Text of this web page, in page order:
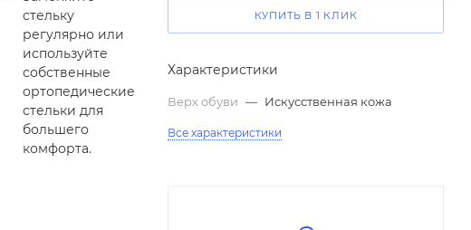
стельку
регулярно или
используйте
собственные
ортопедические
стельки для
большего
комфорта.
КУПИТЬ В 1 КЛИК
Характеристики
Верх обуви — Искусственная кожа
Все характеристики